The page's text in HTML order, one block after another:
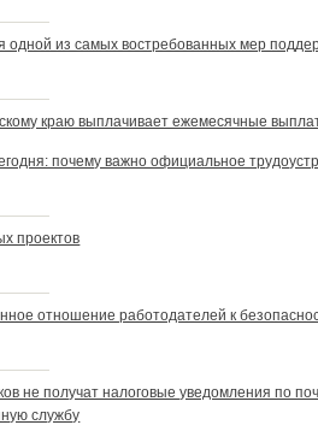
одной из самых востребованных мер
краю выплачивает ежемесячные
почему важно официальное
проектов
отношение работодателей к
не получат налоговые уведомления по
службу